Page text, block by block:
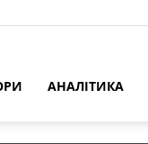
АНАЛІТИКА